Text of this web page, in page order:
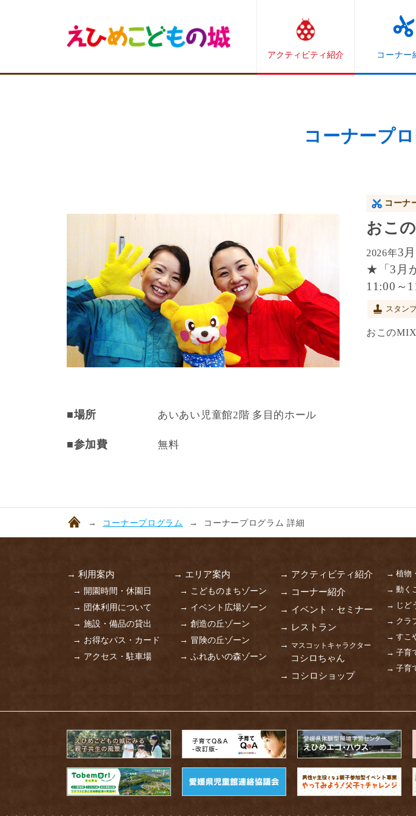
アクティビティ紹介 コーナー
コーナープ
コーナ
おこ
2026年3
★「3月
11:00～
スタン
おこの
■場所 あいあい児童館2階 多目的ホール
■参加費 無料
コーナープログラム コーナープログラム 詳細
→ 利用案内
→ 開園時間・休園日
→ 団体利用について
→ 施設・備品の貸出
→ お得なパス・カード
→ アクセス・駐車場
→ エリア案内
→ こどものまちゾーン
→ イベント広場ゾーン
→ 創造の丘ゾーン
→ 冒険の丘ゾーン
→ ふれあいの森ゾーン
→ アクティビティ紹介
→ コーナー紹介
→ イベント・セミナー
→ レストラン
→ マスコットキャラクター
コシロちゃん
→ コシロショップ
→ 植物
→ 動く
→ じど
→ クラ
→ すこ
→ 子育
→ 子育